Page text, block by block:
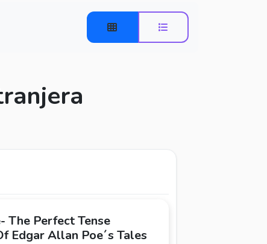
The Perfect Tense
Edgar Allan Poe´s Tales